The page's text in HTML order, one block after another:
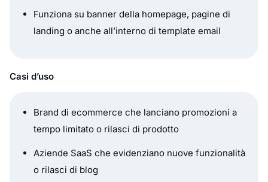
Funziona su banner della homepage, pagine di
landing o anche all’interno di template email
Casi d’uso
Brand di ecommerce che lanciano promozioni a
tempo limitato o rilasci di prodotto
Aziende SaaS che evidenziano nuove funzionalità
o rilasci di blog